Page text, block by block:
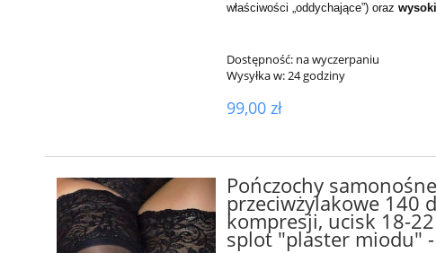
właściwości „oddychające”) oraz
Dostępność: na wyczerpaniu
Wysyłka w:24 godziny
99,00 zł
Pończochy samonośne
przeciwżylakowe 140
kompresji, ucisk 18-
splot "plaster miodu" -